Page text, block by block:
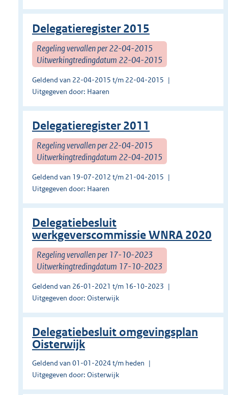
Delegatieregister 2015
Regeling vervallen per 22-04-2015
Uitwerkingtredingdatum 22-04-2015
Geldend van 22-04-2015 t/m 22-04-2015
Uitgegeven door: Haaren
Delegatieregister 2011
Regeling vervallen per 22-04-2015
Uitwerkingtredingdatum 22-04-2015
Geldend van 19-07-2012 t/m 21-04-2015
Uitgegeven door: Haaren
Delegatiebesluit
werkgeverscommissie WNRA 2020
Regeling vervallen per 17-10-2023
Uitwerkingtredingdatum 17-10-2023
Geldend van 26-01-2021 t/m 16-10-2023
Uitgegeven door: Oisterwijk
Delegatiebesluit omgevingsplan
Oisterwijk
Geldend van 01-01-2024 t/m heden
Uitgegeven door: Oisterwijk